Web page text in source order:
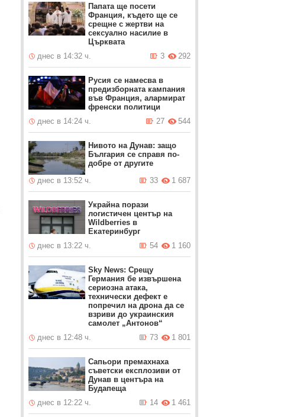
Папата ще посети
Франция, където ще се
срещне с жертви на
сексуално насилие в
Църквата
днес в 14:32 ч.
292
3
Русия се намесва в
предизборната кампания
във Франция, алармират
френски политици
днес в 14:24 ч.
544
27
Нивото на Дунав: защо
България се справя по-
добре от другите
днес в 13:52 ч.
1 687
33
Украйна порази
логистичен център на
Wildberries в
Екатеринбург
днес в 13:22 ч.
1 160
54
Sky News: Срещу
Германия бе извършена
сериозна атака,
технически дефект е
попречил на дрона да се
взриви до украинския
самолет „Антонов“
днес в 12:48 ч.
1 801
73
Сапьори премахнаха
съветски експлозиви от
Дунав в центъра на
Будапеща
днес в 12:22 ч.
1 461
14